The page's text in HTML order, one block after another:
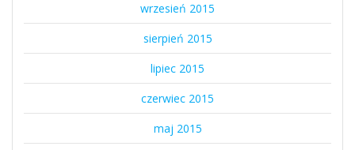
wrzesień 2015
sierpień 2015
lipiec 2015
czerwiec 2015
maj 2015